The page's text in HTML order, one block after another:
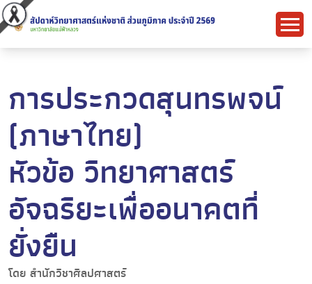
การประกวดสุนทรพจน์
(ภาษาไทย)
หัวข้อ วิทยาศาสตร์
อัจฉริยะเพื่ออนาคตที่
ยั่งยืน
โดย สำนักวิชาศิลปศาสตร์